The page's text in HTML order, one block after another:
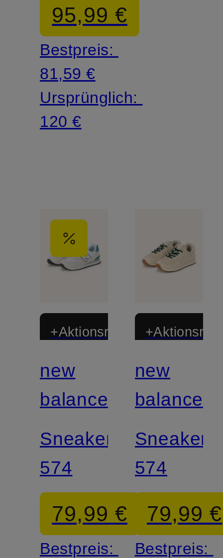
95,99 €
Bestpreis:
81,59 €
Ursprünglich:
120 €
+Aktionsrabatt
new
balance
Sneaker
574
79,99 €
Bestpreis:
new
balance
Sneaker
574
79,99 €
Bestpreis: